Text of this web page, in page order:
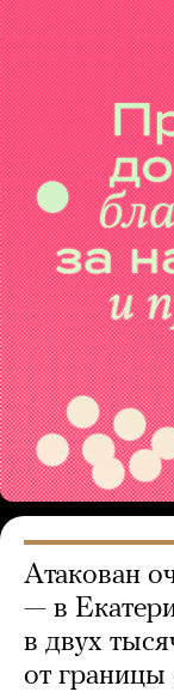
Атакован
— в
в двух
от границы